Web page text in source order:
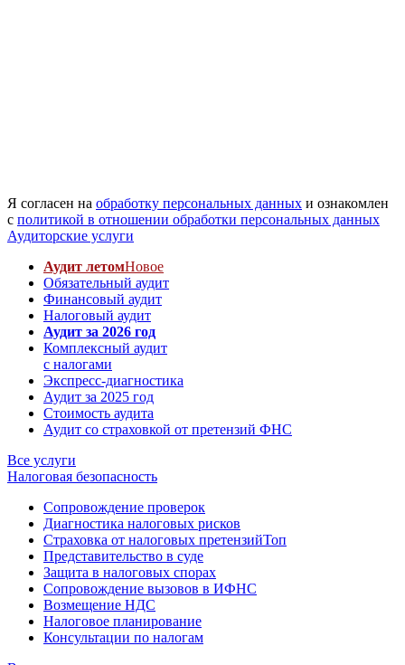
Я согласен на обработку персональных данных и ознакомлен
с политикой в отношении обработки персональных данных
Аудиторские услуги
Аудит летомНовое
Обязательный аудит
Финансовый аудит
Налоговый аудит
Аудит за 2026 год
Комплексный аудит
с налогами
Экспресс-диагностика
Аудит за 2025 год
Стоимость аудита
Аудит со страховкой от претензий ФНС
Все услуги
Налоговая безопасность
Сопровождение проверок
Диагностика налоговых рисков
Страховка от налоговых претензийТоп
Представительство в суде
Защита в налоговых спорах
Сопровождение вызовов в ИФНС
Возмещение НДС
Налоговое планирование
Консультации по налогам